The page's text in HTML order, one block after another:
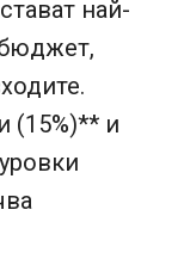
най-
(15%)** и